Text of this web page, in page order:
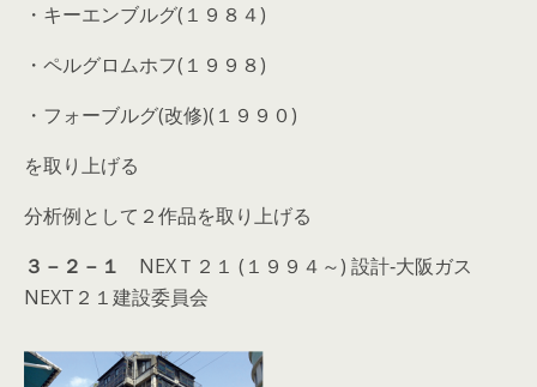
・キーエンブルグ(１９８４)
・ペルグロムホフ(１９９８)
・フォーブルグ(改修)(１９９０)
を取り上げる
分析例として２作品を取り上げる
３－２－１
NEXＴ２１ (１９９４～) 設計‐大阪ガス
NEXT２１建設委員会